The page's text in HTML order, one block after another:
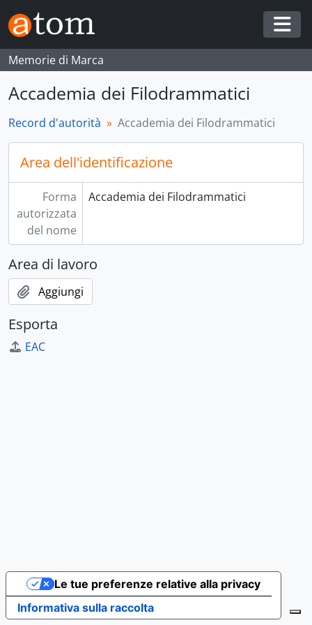
Skip to main content
Memorie di Marca
Accademia dei Filodrammatici
Record d'autorità Accademia dei Filodrammatici
Area dell'identificazione
Forma
autorizzata
del nome
Accademia dei Filodrammatici
Area di lavoro
Aggiungi
Esporta
EAC
Informativa sulla raccolta
Le tue preferenze relative alla privacy